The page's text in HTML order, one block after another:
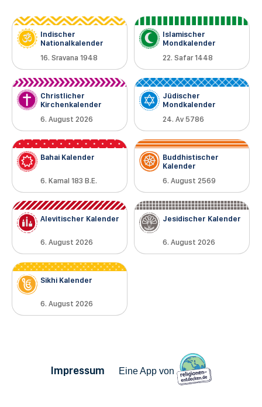
Indischer
Nationalkalender
16. Sravana 1948
Islamischer
Mondkalender
22. Safar 1448
Christlicher
Kirchenkalender
6. August 2026
Jüdischer
Mondkalender
24. Av 5786
Bahai Kalender
6. Kamal 183 B.E.
Buddhistischer
Kalender
6. August 2569
Alevitischer Kalender
6. August 2026
Jesidischer Kalender
6. August 2026
Sikhi Kalender
6. August 2026
Impressum Eine App von